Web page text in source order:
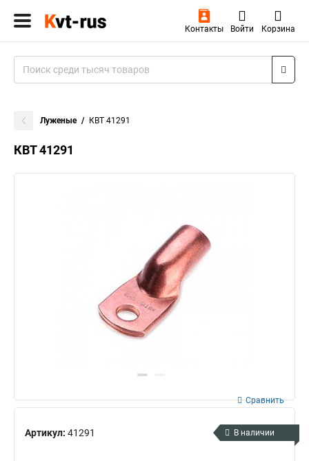
Контакты Войти Корзина
Луженые КВТ 41291
КВТ 41291
Артикул: 41291
Сравнить
В наличии